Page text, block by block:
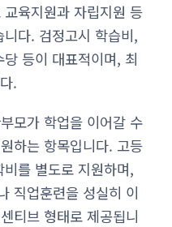
육지원과 자립지원 등
다. 검정고시 학습비,
등이 대표적이며, 최
.
모가 학업을 이어갈 수
하는 항목입니다. 고등
를 별도로 지원하며,
직업훈련을 성실히 이
티브 형태로 제공됩니